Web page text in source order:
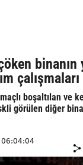
binanın
çalışmaları
boşaltılan ve
görülen diğer